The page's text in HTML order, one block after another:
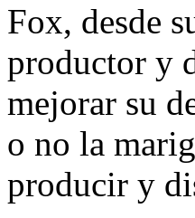
Fox, desde
productor y
mejorar su
o no la
producir y